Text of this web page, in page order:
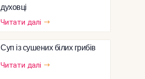
духовці
Читати далі
Суп із сушених білих грибів
Читати далі